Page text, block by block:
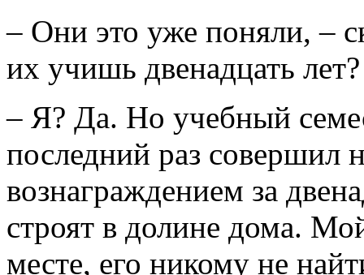
– Они это уже поняли, –
их учишь двенадцать лет?
– Я? Да. Но учебный
последний раз совершил
вознаграждением за
строят в долине дома.
месте, его никому не